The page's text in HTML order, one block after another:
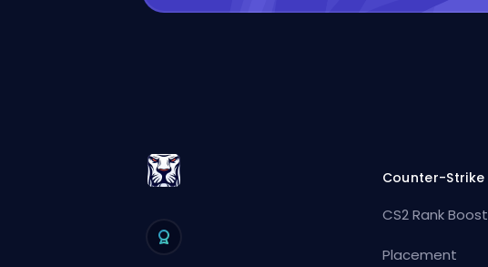
Counter-Strike
CS2 Rank Boost
Placement